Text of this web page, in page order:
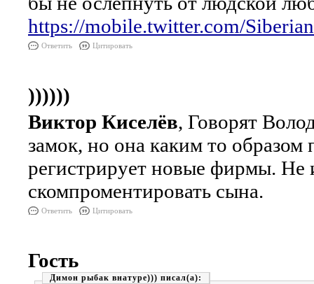
https://mobile.twitter.com/
Ответить Цитировать
))))))
Виктор Киселёв, Говорят
замок, но она каким то образом
регистрирует новые фирмы. Не
скомпроментировать сына.
Ответить Цитировать
Гость
Димон рыбак внатуре)))